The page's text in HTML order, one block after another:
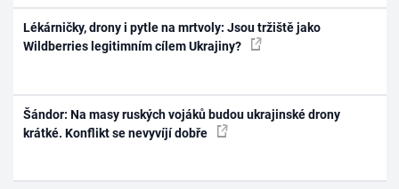
Lékárničky, drony i pytle na mrtvoly: Jsou tržiště jako
Wildberries legitimním cílem Ukrajiny?
Šándor: Na masy ruských vojáků budou ukrajinské drony
krátké. Konflikt se nevyvíjí dobře